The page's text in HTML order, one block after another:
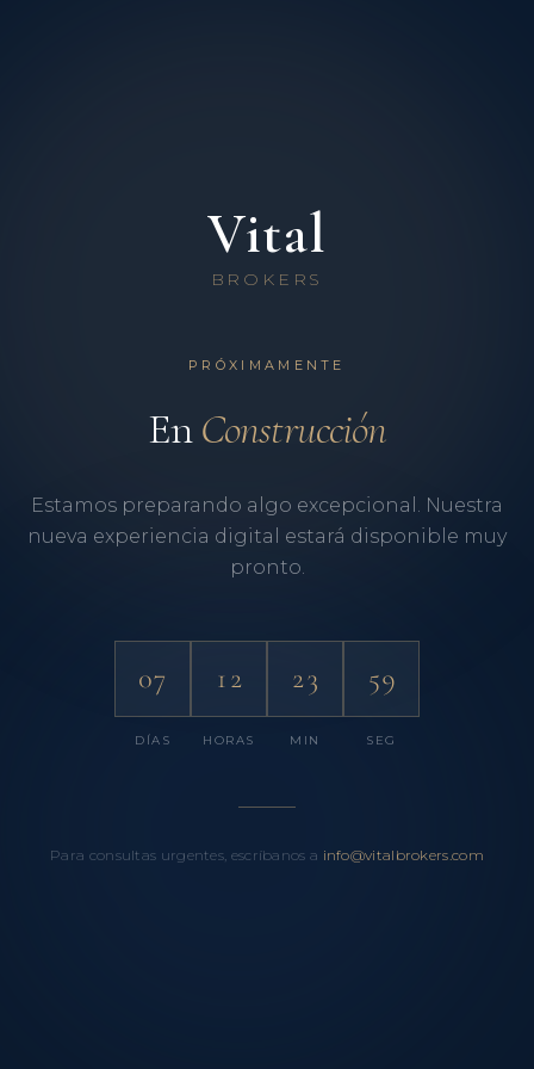
Vital
BROKERS
PRÓXIMAMENTE
EnConstrucción
Estamos preparando algo excepcional. Nuestra
nueva experiencia digital estará disponible muy
pronto.
07
DÍAS
12
HORAS
23
MIN
59
SEG
Para consultas urgentes, escríbanos a info@vitalbrokers.com